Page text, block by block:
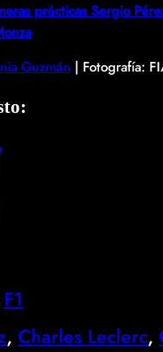
prácticas Sergio
Guzmán | Fotografía:
F1
, Charles Leclerc,